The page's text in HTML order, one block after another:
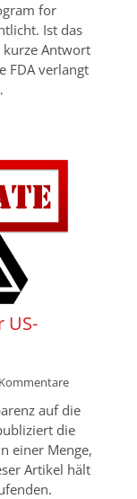
for
Ist das
kurze Antwort
FDA verlangt
US-
auf die
die
einer Menge,
Artikel hält